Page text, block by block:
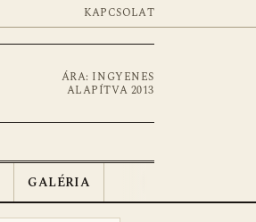
KAPCSOLAT
ÁRA: INGYENES
ALAPÍTVA 2013
GALÉRIA